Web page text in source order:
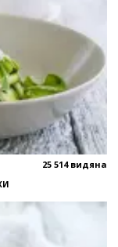
25 514 видяна